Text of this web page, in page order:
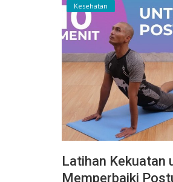
Kesehatan
Latihan Kekuatan
Memperbaiki